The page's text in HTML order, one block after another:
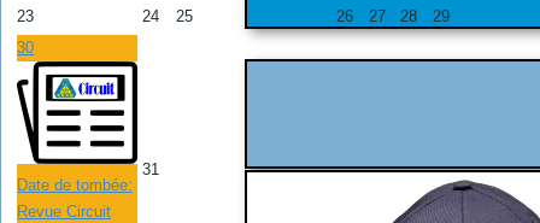
23
24 25 26 27 28
29
30
Date de tombée:
Revue Circuit
31